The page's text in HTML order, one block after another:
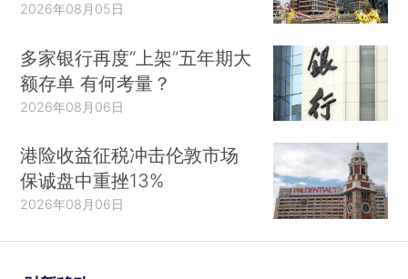
2026年08月05日
多家银行再度“上架”五年期大
额存单 有何考量？
2026年08月06日
港险收益征税冲击伦敦市场
保诚盘中重挫13%
2026年08月06日